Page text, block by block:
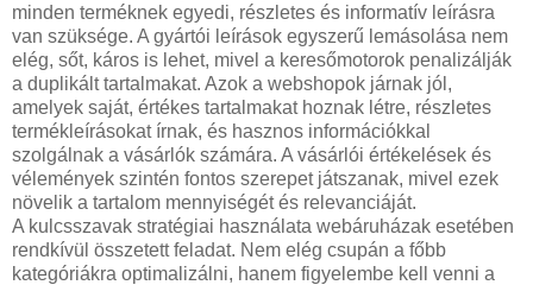
minden terméknek egyedi, részletes és informatív leírásra
van szüksége. A gyártói leírások egyszerű lemásolása nem
elég, sőt, káros is lehet, mivel a keresőmotorok penalizálják
a duplikált tartalmakat. Azok a webshopok járnak jól,
amelyek saját, értékes tartalmakat hoznak létre, részletes
termékleírásokat írnak, és hasznos információkkal
szolgálnak a vásárlók számára. A vásárlói értékelések és
vélemények szintén fontos szerepet játszanak, mivel ezek
növelik a tartalom mennyiségét és relevanciáját.
A kulcsszavak stratégiai használata webáruházak esetében
rendkívül összetett feladat. Nem elég csupán a főbb
kategóriákra optimalizálni, hanem figyelembe kell venni a